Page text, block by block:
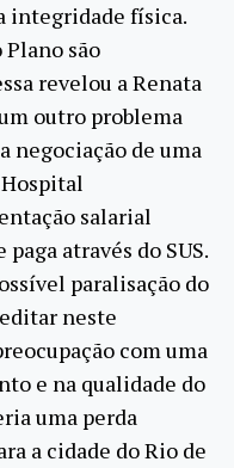
integridade física.
Plano são
revelou a Renata
outro problema
negociação de uma
salarial
através do SUS.
paralisação do
neste
com uma
e na qualidade do
uma perda
a cidade do Rio de